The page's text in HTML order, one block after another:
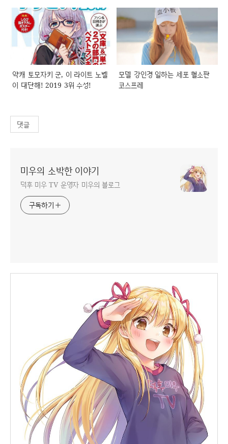
약캐 토모자키 군, 이 라이트 노벨
이 대단해! 2019 3위 수성!
모델 강인경 일하는 세포 혈소판
코스프레
댓글
미우의 소박한 이야기
덕후 미우 TV 운영자 미우의 블로그
구독하기